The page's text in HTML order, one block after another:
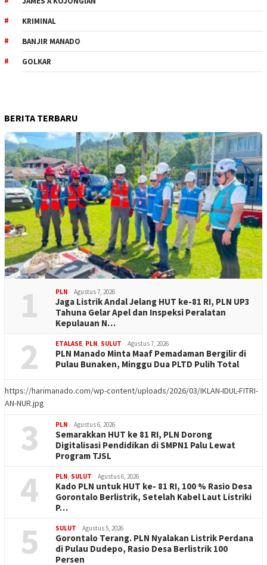
KRIMINAL
BANJIR MANADO
GOLKAR
BERITA TERBARU
1 PLN Agustus 7, 2026
Jaga Listrik Andal Jelang HUT ke-81 RI, PLN UP3
Tahuna Gelar Apel dan Inspeksi Peralatan
Kepulauan N…
2 ETALASE, PLN, SULUT Agustus 7, 2026
PLN Manado Minta Maaf Pemadaman Bergilir di
Pulau Bunaken, Minggu Dua PLTD Pulih Total
https://harimanado.com/wp-content/uploads/2026/03/IKLAN-IDUL-FITRI-
AN-NUR.jpg
3 PLN Agustus 6, 2026
Semarakkan HUT ke 81 RI, PLN Dorong
Digitalisasi Pendidikan di SMPN1 Palu Lewat
Program TJSL
4 PLN, SULUT Agustus 6, 2026
Kado PLN untuk HUT ke- 81 RI, 100 % Rasio Desa
Gorontalo Berlistrik, Setelah Kabel Laut Listriki
P…
5 SULUT Agustus 5, 2026
Gorontalo Terang. PLN Nyalakan Listrik Perdana
di Pulau Dudepo, Rasio Desa Berlistrik 100
Persen